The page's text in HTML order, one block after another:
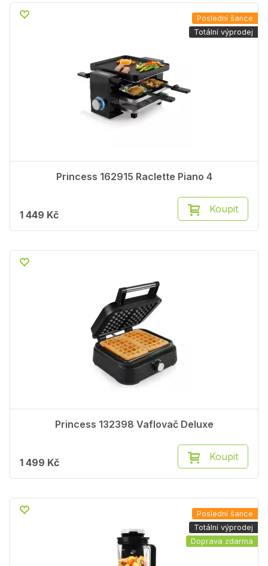
Princess 162915 Raclette Piano 4
1 449 Kč Koupit
Poslední šance
Totální výprodej
Princess 132398 Vaflovač Deluxe
1 499 Kč Koupit
Poslední šance
Totální výprodej
Doprava zdarma